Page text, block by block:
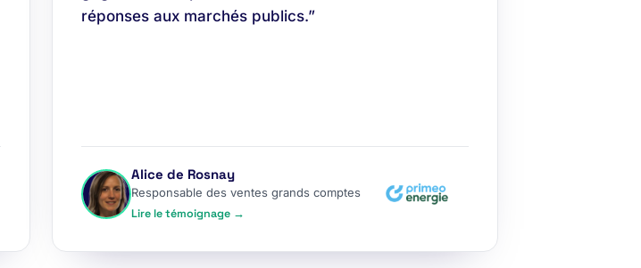
réponses aux marchés publics.”
Alice de Rosnay
Responsable des ventes grands comptes
Lire le témoignage →